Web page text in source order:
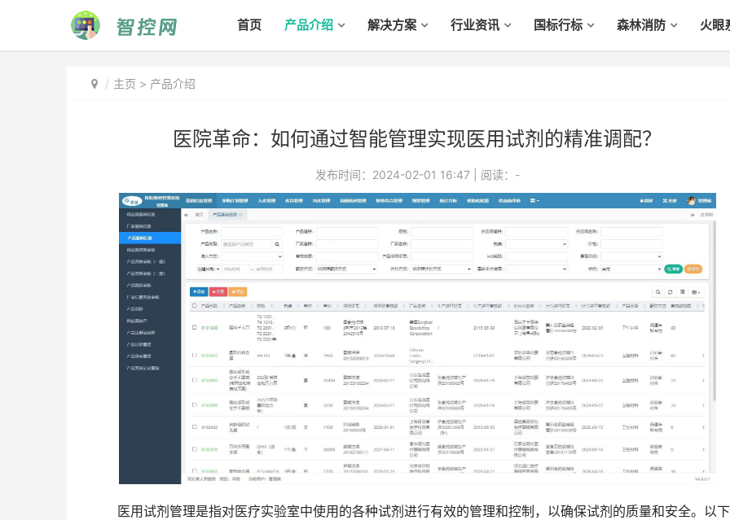
首页 产品介绍 解决方案 行业资讯 国标行标 森林消防 火眼
主页 > 产品介绍
医院革命：如何通过智能管理实现医用试剂的精准调配？
发布时间：2024-02-01 16:47 阅读： -
医用试剂管理是指对医疗实验室中使用的各种试剂进行有效的管理和控制，以确保试剂的质量和安全。以